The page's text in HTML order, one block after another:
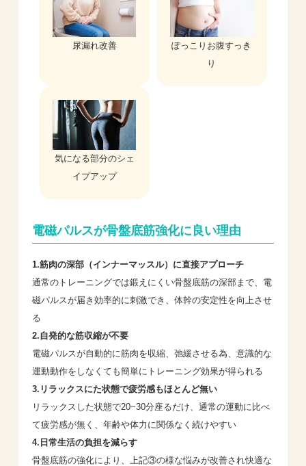
尿漏れ改善
ぽっこりお腹すっき
り
気になる部分のシェ
イプアップ
電磁パルスが骨盤底筋強化に良い理由
1.筋肉の深部（インナーマッスル）に直接アプローチ
通常のトレーニングでは鍛えにくい骨盤底筋の深部まで、電
磁パルスが届き効率的に刺激でき、体幹の安定性を向上させ
る
2.自発的な筋収縮が不要
電磁パルスが自動的に筋肉を収縮、弛緩させる為、意識的な
運動動作をしなくても簡単にトレーニング効果が得られる
3.リラックスにた状態で疲労感もほとんど無い
リラックスした状態で20~30分座るだけ、通常の運動に比べ
て疲労感が無く、年齢や体力に関係なく続けやすい
4.日常生活の負担を減らす
骨盤底筋の強化により、上記③の様な悩みが改善され快適な